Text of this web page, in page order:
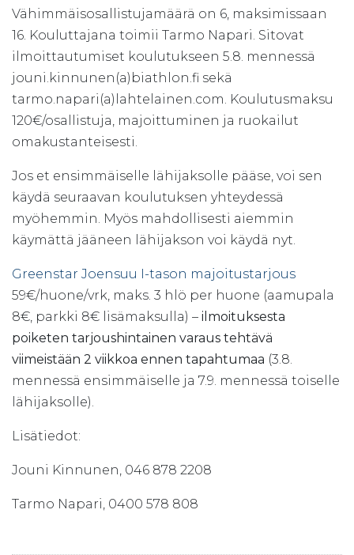
Vähimmäisosallistujamäärä on 6, maksimissaan
16. Kouluttajana toimii Tarmo Napari. Sitovat
ilmoittautumiset koulutukseen 5.8. mennessä
jouni.kinnunen(a)biathlon.fi sekä
tarmo.napari(a)lahtelainen.com. Koulutusmaksu
120€/osallistuja, majoittuminen ja ruokailut
omakustanteisesti.
Jos et ensimmäiselle lähijaksolle pääse, voi sen
käydä seuraavan koulutuksen yhteydessä
myöhemmin. Myös mahdollisesti aiemmin
käymättä jääneen lähijakson voi käydä nyt.
Greenstar Joensuu I-tason majoitustarjous
59€/huone/vrk, maks. 3 hlö per huone (aamupala
8€, parkki 8€ lisämaksulla) – ilmoituksesta
poiketen tarjoushintainen varaus tehtävä
viimeistään 2 viikkoa ennen tapahtumaa (3.8.
mennessä ensimmäiselle ja 7.9. mennessä toiselle
lähijaksolle).
Lisätiedot:
Jouni Kinnunen, 046 878 2208
Tarmo Napari, 0400 578 808